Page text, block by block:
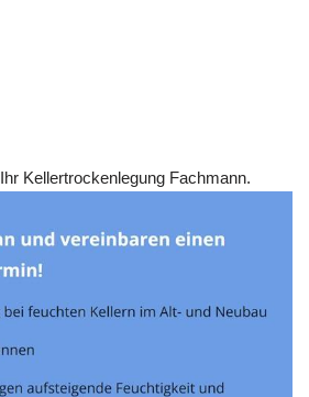
Ihr Kellertrockenlegung Fachmann.